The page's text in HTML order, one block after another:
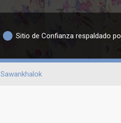
Sitio de Confianza respaldado
Sawankhalok